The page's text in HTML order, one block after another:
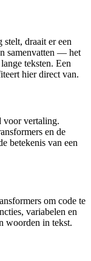
draait er een
samenvatten — het
teksten. Een
hier direct van.
voor vertaling.
en de
betekenis van een
om code te
variabelen en
woorden in tekst.